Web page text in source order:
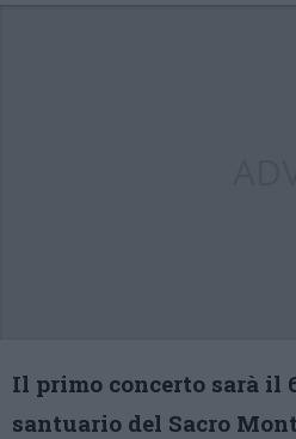
Il primo concerto sarà il
santuario del Sacro